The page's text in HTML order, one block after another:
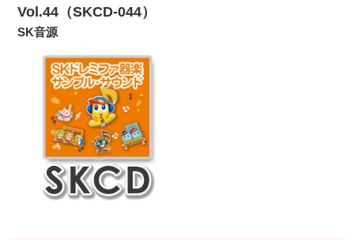
Vol.44（SKCD-044）
SK音源